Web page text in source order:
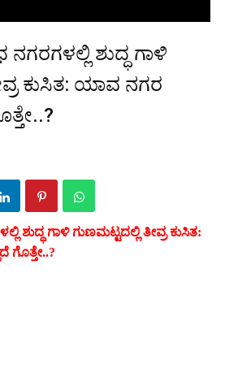
ಶುದ್ಧ ಗಾಳಿ
ಕುಸಿತ: ಯಾವ ನಗರ
ಶುದ್ಧ ಗಾಳಿ ಗುಣಮಟ್ಟದಲ್ಲಿ ತೀವ್ರ ಕುಸಿತ: